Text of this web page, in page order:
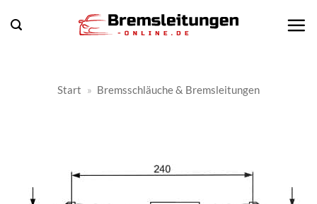
Inhalt
Start » Bremsschläuche & Bremsleitungen